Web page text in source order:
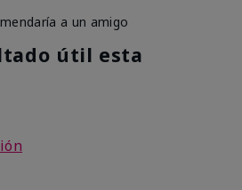
a un amigo
útil esta